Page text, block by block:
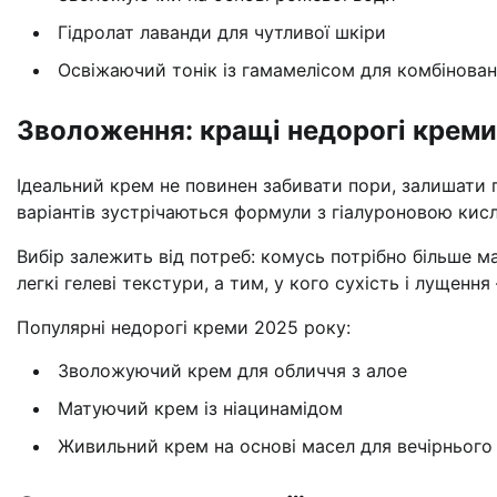
Гідролат лаванди для чутливої шкіри
Освіжаючий тонік із гамамелісом для
Зволоження: кращі недорогі
Ідеальний крем не повинен забивати пори, залишати
варіантів зустрічаються формули з гіалуроновою
Вибір залежить від потреб: комусь потрібно більше
легкі гелеві текстури, а тим, у кого сухість і
Популярні недорогі креми 2025 року:
Зволожуючий крем для обличчя з алое
Матуючий крем із ніацинамідом
Живильний крем на основі масел для вечірнього